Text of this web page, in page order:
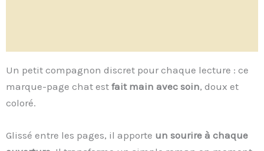
Un petit compagnon discret pour chaque lecture : ce
marque-page chat est fait main avec soin, doux et
coloré.
Glissé entre les pages, il apporte un sourire à chaque